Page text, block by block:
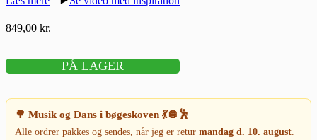
849,00 kr.
PÅ LAGER
🌳 Musik og Dans i bøgeskoven 💃🪩🕺
Alle ordrer pakkes og sendes, når jeg er retur mandag d. 10. august